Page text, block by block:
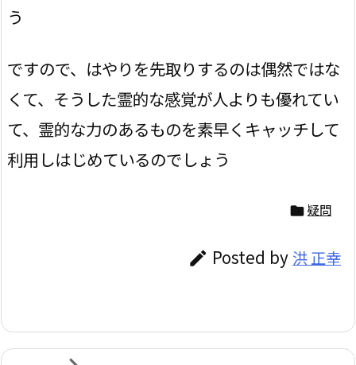
う
ですので、はやりを先取りするのは偶然ではな
くて、そうした霊的な感覚が人よりも優れてい
て、霊的な力のあるものを素早くキャッチして
利用しはじめているのでしょう
 疑問
 Posted by 洪 正幸